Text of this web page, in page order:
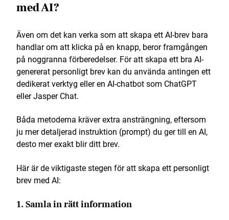
med AI?
Även om det kan verka som att skapa ett AI-brev bara
handlar om att klicka på en knapp, beror framgången
på noggranna förberedelser. För att skapa ett bra AI-
genererat personligt brev kan du använda antingen ett
dedikerat verktyg eller en AI-chatbot som ChatGPT
eller Jasper Chat.
Båda metoderna kräver extra ansträngning, eftersom
ju mer detaljerad instruktion (prompt) du ger till en AI,
desto mer exakt blir ditt brev.
Här är de viktigaste stegen för att skapa ett personligt
brev med AI:
1. Samla in rätt information